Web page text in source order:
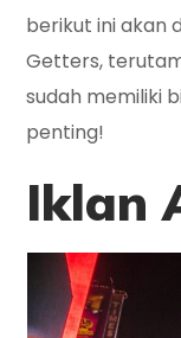
berikut ini akan
Getters,
sudah memiliki
penting!
Iklan